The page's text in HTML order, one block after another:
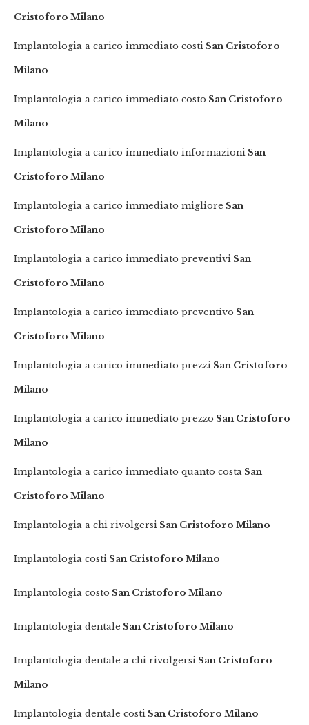
Cristoforo Milano
Implantologia a carico immediato costi San Cristoforo
Milano
Implantologia a carico immediato costo San Cristoforo
Milano
Implantologia a carico immediato informazioni San
Cristoforo Milano
Implantologia a carico immediato migliore San
Cristoforo Milano
Implantologia a carico immediato preventivi San
Cristoforo Milano
Implantologia a carico immediato preventivo San
Cristoforo Milano
Implantologia a carico immediato prezzi San Cristoforo
Milano
Implantologia a carico immediato prezzo San Cristoforo
Milano
Implantologia a carico immediato quanto costa San
Cristoforo Milano
Implantologia a chi rivolgersi San Cristoforo Milano
Implantologia costi San Cristoforo Milano
Implantologia costo San Cristoforo Milano
Implantologia dentale San Cristoforo Milano
Implantologia dentale a chi rivolgersi San Cristoforo
Milano
Implantologia dentale costi San Cristoforo Milano